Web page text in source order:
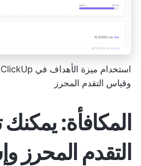
وقياس التقدم المحرز
المكافأة: يمكنك
التقدم المحرز